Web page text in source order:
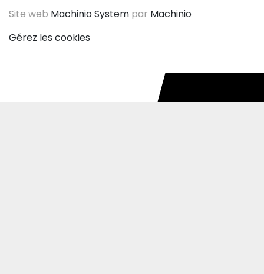
Site web Machinio System par Machinio
Gérez les cookies